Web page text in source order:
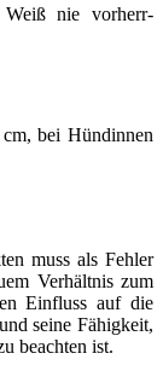
nie vor­herr­
bei Hün­din­nen
muss als Feh­ler
Ver­hält­nis zum
Ein­fluss auf die
sei­ne Fähig­keit,
beach­ten ist.